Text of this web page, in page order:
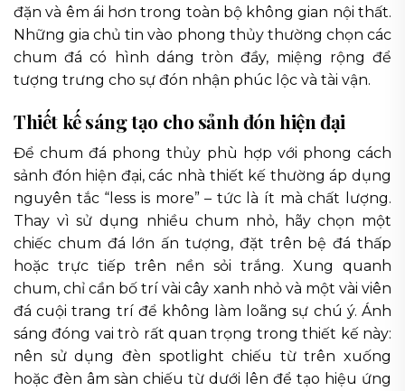
đặn và êm ái hơn trong toàn bộ không gian nội thất.
Những gia chủ tin vào phong thủy thường chọn các
chum đá có hình dáng tròn đầy, miệng rộng để
tượng trưng cho sự đón nhận phúc lộc và tài vận.
Thiết kế sáng tạo cho sảnh đón hiện đại
Để chum đá phong thủy phù hợp với phong cách
sảnh đón hiện đại, các nhà thiết kế thường áp dụng
nguyên tắc “less is more” – tức là ít mà chất lượng.
Thay vì sử dụng nhiều chum nhỏ, hãy chọn một
chiếc chum đá lớn ấn tượng, đặt trên bệ đá thấp
hoặc trực tiếp trên nền sỏi trắng. Xung quanh
chum, chỉ cần bố trí vài cây xanh nhỏ và một vài viên
đá cuội trang trí để không làm loãng sự chú ý. Ánh
sáng đóng vai trò rất quan trọng trong thiết kế này:
nên sử dụng đèn spotlight chiếu từ trên xuống
hoặc đèn âm sàn chiếu từ dưới lên để tạo hiệu ứng